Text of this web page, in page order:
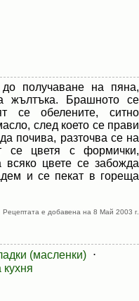
получаване на пяна,
жълтъка. Брашното се
се обелените, ситно
след което се прави
почива, разточва се на
се цветя с формички,
цвете се забожда
и се пекат в гореща
Рецептата е добавена на 8 Май 2003 г.
(масленки) ⋅